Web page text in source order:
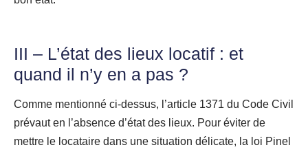
III – L’état des lieux locatif : et
quand il n’y en a pas ?
Comme mentionné ci-dessus, l’article 1371 du Code Civil
prévaut en l’absence d’état des lieux. Pour éviter de
mettre le locataire dans une situation délicate, la loi Pinel